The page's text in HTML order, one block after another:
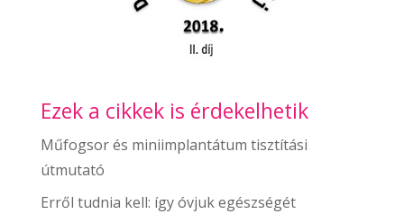
Ezek a cikkek is érdekelhetik
Műfogsor és miniimplantátum tisztítási
útmutató
Erről tudnia kell: így óvjuk egészségét